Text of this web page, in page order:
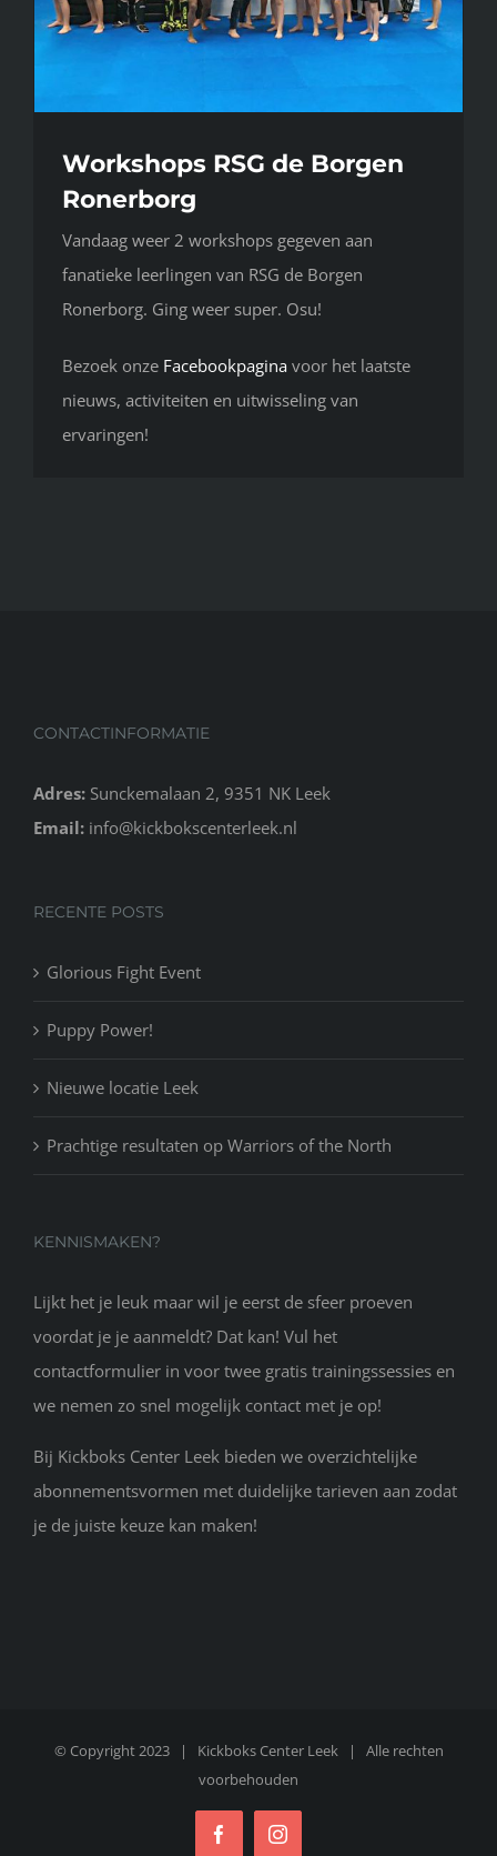
Workshops RSG de Borgen
Ronerborg
Vandaag weer 2 workshops gegeven aan
fanatieke leerlingen van RSG de Borgen
Ronerborg. Ging weer super. Osu!
Bezoek onze Facebookpagina voor het laatste
nieuws, activiteiten en uitwisseling van
ervaringen!
CONTACTINFORMATIE
Adres: Sunckemalaan 2, 9351 NK Leek
Email: info@kickbokscenterleek.nl
RECENTE POSTS
Glorious Fight Event
Puppy Power!
Nieuwe locatie Leek
Prachtige resultaten op Warriors of the North
KENNISMAKEN?
Lijkt het je leuk maar wil je eerst de sfeer proeven
voordat je je aanmeldt? Dat kan! Vul het
contactformulier in voor twee gratis trainingssessies en
we nemen zo snel mogelijk contact met je op!
Bij Kickboks Center Leek bieden we overzichtelijke
abonnementsvormen met duidelijke tarieven aan zodat
je de juiste keuze kan maken!
© Copyright 2023 | Kickboks Center Leek| Alle rechten
voorbehouden
FacebookInstagram